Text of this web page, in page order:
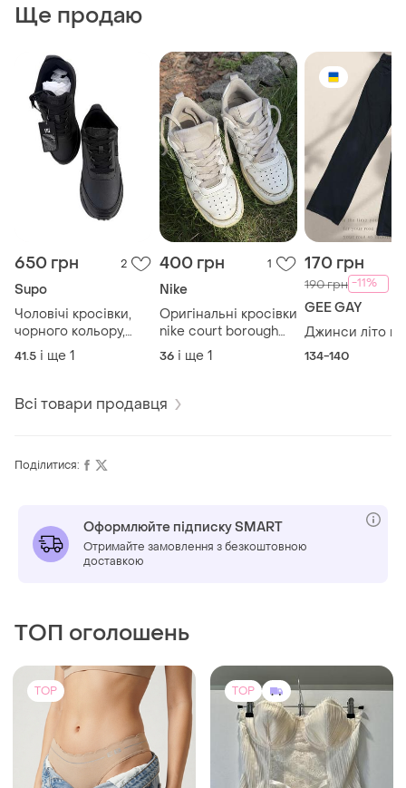
Ще продаю
650 грн 2
Supo
Чоловічі кросівки,
чорного кольору,
нові.
41.5 і ще 1
400 грн 1
Nike
Оригінальні кросівки
nike court borough
low 2 (gs) • розмір
36.5 (23.5 см)
36 і ще 1
170 грн
190 грн -11%
GEE GAY
Джинси літо
134-140
Всі товари продавця
Поділитися:
Оформлюйте підписку SMART
Отримайте замовлення з безкоштовною
доставкою
ТОП оголошень
TOP TOP